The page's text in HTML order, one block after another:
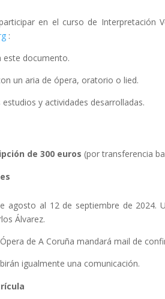
en el curso de Interpretación
:
este documento.
un aria de ópera, oratorio o lied.
y actividades desarrolladas.
de 300 euros (por transferencia
agosto al 12 de septiembre de
Álvarez.
de A Coruña mandará mail de
igualmente una comunicación.